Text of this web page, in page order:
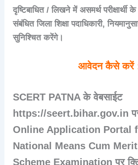
दृष्टिबाधित / लिखने में असमर्थ परीक्षार्थी के
संबंधित जिला शिक्षा पदाधिकारी,
सुनिश्चित करेंगे।
आवेदन कैसे करें
SCERT PATNA के वेबसाईट
https://seert.bihar.gov.in
Online Application Portal
National Means Cum
Scheme Examination पर